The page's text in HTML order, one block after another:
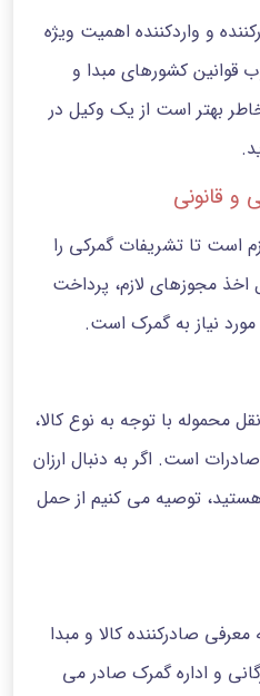
و واردکننده اهمیت ویژه
قوانین کشورهای مبدا و
بهتر است از یک وکیل در
است تا تشریفات گمرکی را
مجوزهای لازم، پرداخت
نیاز به گمرک است.
با توجه به نوع کالا،
است. اگر به دنبال ارزان‌
توصیه می کنیم از حمل
صادرکننده کالا و مبدا
و اداره گمرک صادر می‌